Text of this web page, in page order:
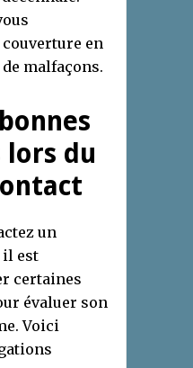
en
malfaçons.
lors du
un
il est
certaines
évaluer son
Voici